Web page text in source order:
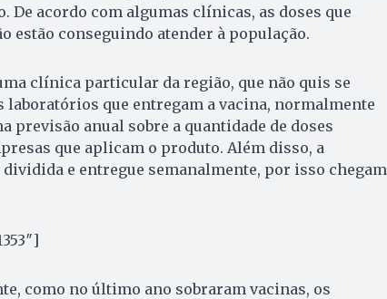
De acordo com algumas clínicas, as doses que
estão conseguindo atender à população.
clínica particular da região, que não quis se
que entregam a vacina, normalmente
previsão anual sobre a quantidade de doses
que aplicam o produto. Além disso, a
e entregue semanalmente, por isso chegam
como no último ano sobraram vacinas, os